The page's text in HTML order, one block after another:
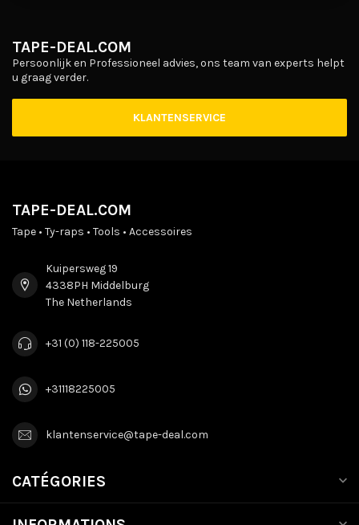
TAPE-DEAL.COM
Persoonlijk en Professioneel advies, ons team van experts helpt
u graag verder.
KLANTENSERVICE
TAPE-DEAL.COM
Tape • Ty-raps • Tools • Accessoires
Kuipersweg 19
4338PH Middelburg
The Netherlands
+31 (0) 118-225005
+31118225005
klantenservice@tape-deal.com
CATÉGORIES